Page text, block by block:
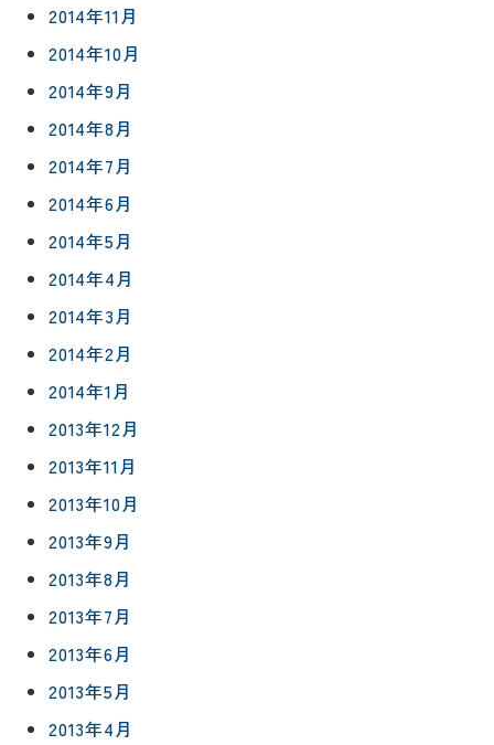
2014年11月
2014年10月
2014年9月
2014年8月
2014年7月
2014年6月
2014年5月
2014年4月
2014年3月
2014年2月
2014年1月
2013年12月
2013年11月
2013年10月
2013年9月
2013年8月
2013年7月
2013年6月
2013年5月
2013年4月